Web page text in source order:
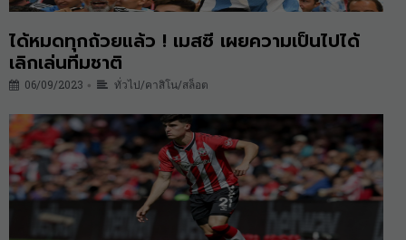
ได้หมดทุกถ้วยแล้ว ! เมสซี เผยความเป็นไปได้
เลิกเล่นทีมชาติ
06/09/2023 • ทั่วไป/คาสิโน/สล็อต